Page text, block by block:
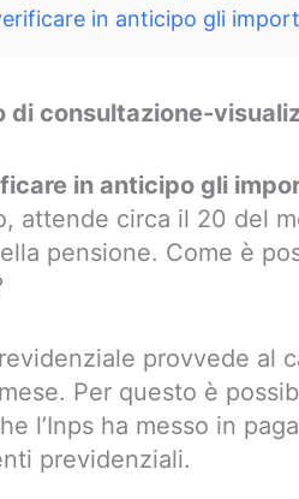
in anticipo gli
di consultazione-
in anticipo gli
attende circa il 20 del
pensione. Come è
provvede al
Per questo è
l’Inps ha messo in
previdenziali.